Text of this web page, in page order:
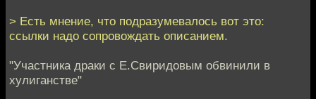
> Есть мнение, что подразумевалось вот это:
ссылки надо сопровождать описанием.
"Участника драки с Е.Свиридовым обвинили в
хулиганстве"